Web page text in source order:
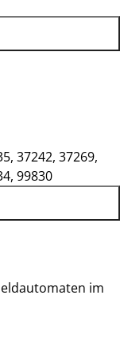
37242, 37269,
99830
im